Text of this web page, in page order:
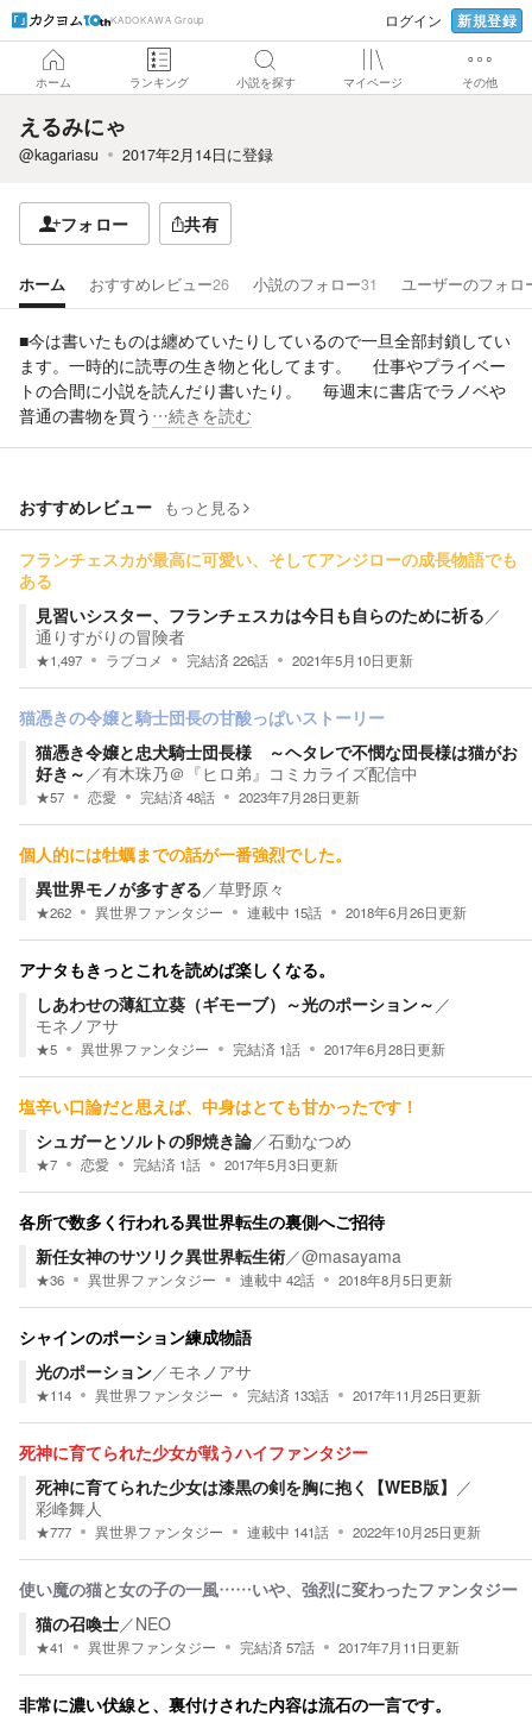
KADOKAWA Group ログイン 新規登録
ホーム ランキング 小説を探す マイページ その他
えるみにゃ
@kagariasu 2017年2月14日に登録
フォロー 共有
ホーム おすすめレビュー26 小説のフォロー31 ユーザーのフォロ
■今は書いたものは纏めていたりしているので一旦全部封鎖してい
ます。一時的に読専の生き物と化してます。 仕事やプライベー
トの合間に小説を読んだり書いたり。 毎週末に書店でラノベや
普通の書物を買う …続きを読む
おすすめレビュー もっと見る
フランチェスカが最高に可愛い、そしてアンジローの成長物語でも
ある
見習いシスター、フランチェスカは今日も自らのために祈る／
通りすがりの冒険者
★1,497 ラブコメ 完結済226話 2021年5月10日更新
猫憑きの令嬢と騎士団長の甘酸っぱいストーリー
猫憑き令嬢と忠犬騎士団長様 ～ヘタレで不憫な団長様は猫がお
好き～ ／有木珠乃＠『ヒロ弟』コミカライズ配信中
★57 恋愛 完結済48話 2023年7月28日更新
個人的には牡蠣までの話が一番強烈でした。
異世界モノが多すぎる／草野原々
★262 異世界ファンタジー 連載中 15話 2018年6月26日更新
アナタもきっとこれを読めば楽しくなる。
しあわせの薄紅立葵（ギモーブ）～光のポーション～ ／
モネノアサ
★5 異世界ファンタジー 完結済 1話 2017年6月28日更新
塩辛い口論だと思えば、中身はとても甘かったです！
シュガーとソルトの卵焼き論／石動なつめ
★7 恋愛 完結済 1話 2017年5月3日更新
各所で数多く行われる異世界転生の裏側へご招待
新任女神のサツリク異世界転生術／@masayama
★36 異世界ファンタジー 連載中 42話 2018年8月5日更新
シャインのポーション練成物語
光のポーション／モネノアサ
★114 異世界ファンタジー 完結済 133話 2017年11月25日更新
死神に育てられた少女が戦うハイファンタジー
死神に育てられた少女は漆黒の剣を胸に抱く【WEB版】 ／
彩峰舞人
★777 異世界ファンタジー 連載中 141話 2022年10月25日更新
使い魔の猫と女の子の一風……いや、強烈に変わったファンタジー
猫の召喚士／NEO
★41 異世界ファンタジー 完結済57話 2017年7月11日更新
非常に濃い伏線と、裏付けされた内容は流石の一言です。